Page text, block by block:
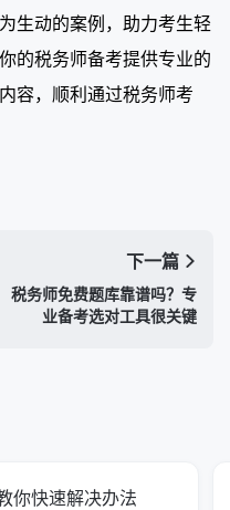
生动的案例，助力考生轻
的税务师备考提供专业的
容，顺利通过税务师考
下一篇
税务师免费题库靠谱吗？专
业备考选对工具很关键
你快速解决办法